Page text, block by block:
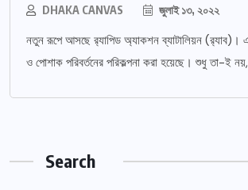
DHAKA CANVAS জুলাই ১৩, ২০২২
নতুন রূপে আসছে র‌্যাপিড অ্যাকশন ব্যাটালিয়ন (র‌্যাব)। এ
ও পোশাক পরিবর্তনের পরিকল্পনা করা হয়েছে। শুধু তা-ই নয়,
Search